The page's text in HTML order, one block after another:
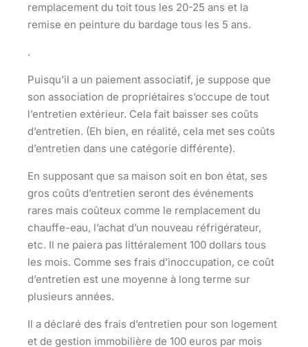
remplacement du toit tous les 20-25 ans et la
remise en peinture du bardage tous les 5 ans.
.
Puisqu’il a un paiement associatif, je suppose que
son association de propriétaires s’occupe de tout
l’entretien extérieur. Cela fait baisser ses coûts
d’entretien. (Eh bien, en réalité, cela met ses coûts
d’entretien dans une catégorie différente).
En supposant que sa maison soit en bon état, ses
gros coûts d’entretien seront des événements
rares mais coûteux comme le remplacement du
chauffe-eau, l’achat d’un nouveau réfrigérateur,
etc. Il ne paiera pas littéralement 100 dollars tous
les mois. Comme ses frais d’inoccupation, ce coût
d’entretien est une moyenne à long terme sur
plusieurs années.
Il a déclaré des frais d’entretien pour son logement
et de gestion immobilière de 100 euros par mois